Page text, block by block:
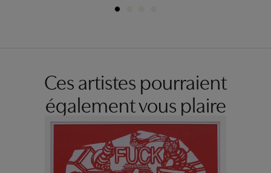
Ces artistes pourraient
également vous plaire